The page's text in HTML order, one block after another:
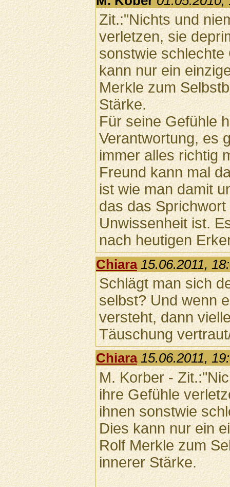
Zit.:"Nichts und
verletzen, sie
sonstwie schlechte
kann nur ein
Merkle zum
Stärke.
Für seine Gefühle
Verantwortung, es
immer alles richtig
Freund kann mal
ist wie man damit
das das
Unwissenheit ist.
nach heutigen
Chiara 15.06.2011,
Schlägt man sich
selbst? Und wenn
versteht, dann
Täuschung
Chiara 15.06.2011,
M. Korber -
ihre Gefühle
ihnen sonstwie
Dies kann nur ein
Rolf Merkle zum
innerer Stärke.